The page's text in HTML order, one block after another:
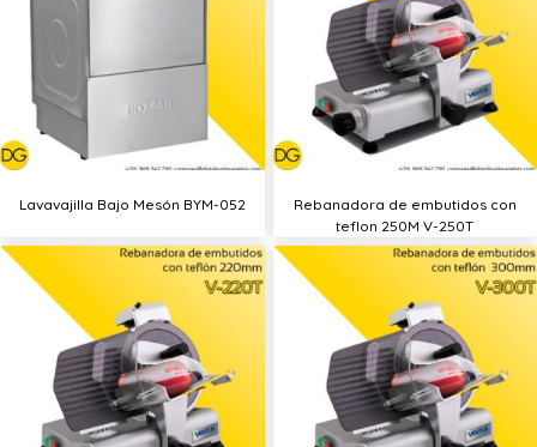
Lavavajilla Bajo Mesón BYM-052
Rebanadora de embutidos con
teflon 250M V-250T